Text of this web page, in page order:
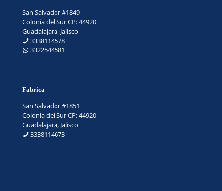
San Salvador #1849
Colonia del Sur CP: 44920
Guadalajara, Jalisco
3338114578
3322544581
Fabrica
San Salvador #1851
Colonia del Sur CP: 44920
Guadalajara, Jalisco
3338114673